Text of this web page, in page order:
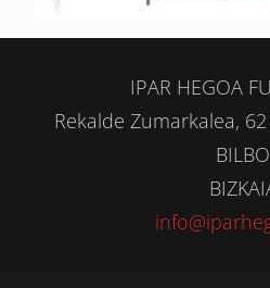
IPAR HEGOA
Rekalde Zumarkalea,
BILBO